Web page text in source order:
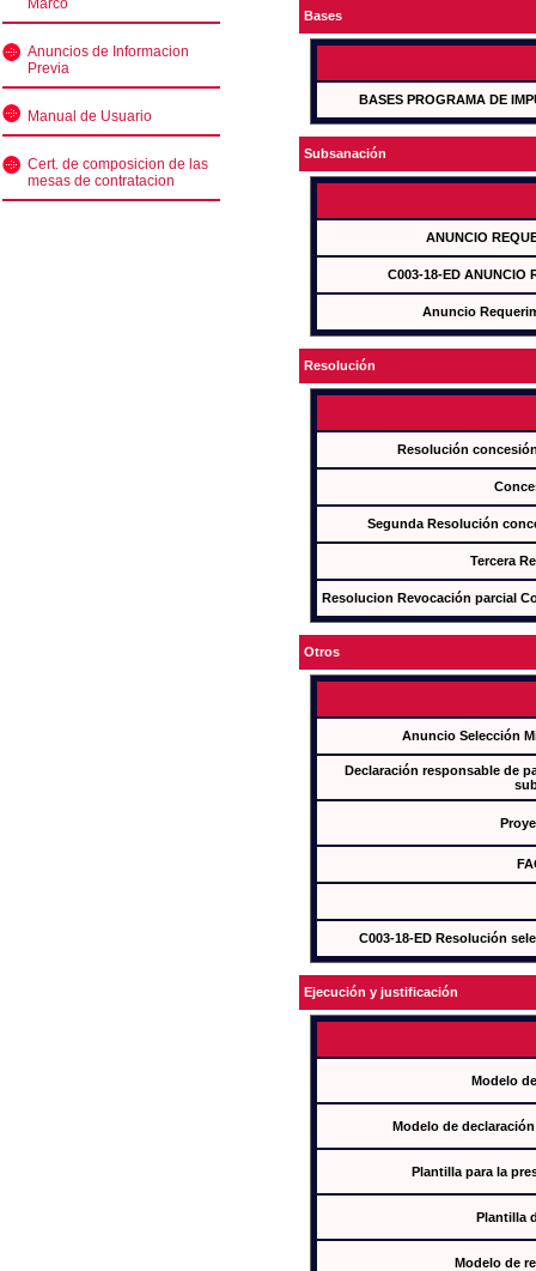
Anuncios de Informacion
Previa
Manual de Usuario
Cert. de composicion de las
mesas de contratacion
Bases
BASES PROGRAMA DE
Subsanación
ANUNCIO
C003-18-ED ANUNCIO
Anuncio
Resolución
Resolución
Segunda Resolución
Tercera
Resolucion Revocación parcial
Otros
Anuncio Selección
Declaración responsable de
C003-18-ED Resolución
Ejecución y justificación
Modelo
Modelo de
Plantilla para la
Plantilla
Modelo de